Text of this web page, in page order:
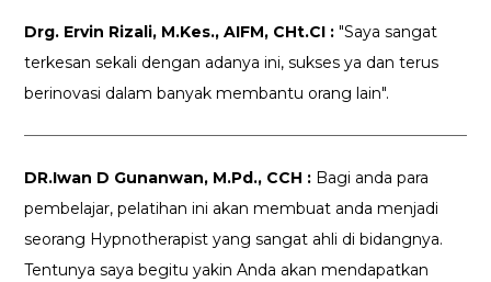
Drg. Ervin Rizali, M.Kes., AIFM, CHt.CI : "Saya sangat
terkesan sekali dengan adanya ini, sukses ya dan terus
berinovasi dalam banyak membantu orang lain".
DR.Iwan D Gunanwan, M.Pd., CCH : Bagi anda para
pembelajar, pelatihan ini akan membuat anda menjadi
seorang Hypnotherapist yang sangat ahli di bidangnya.
Tentunya saya begitu yakin Anda akan mendapatkan